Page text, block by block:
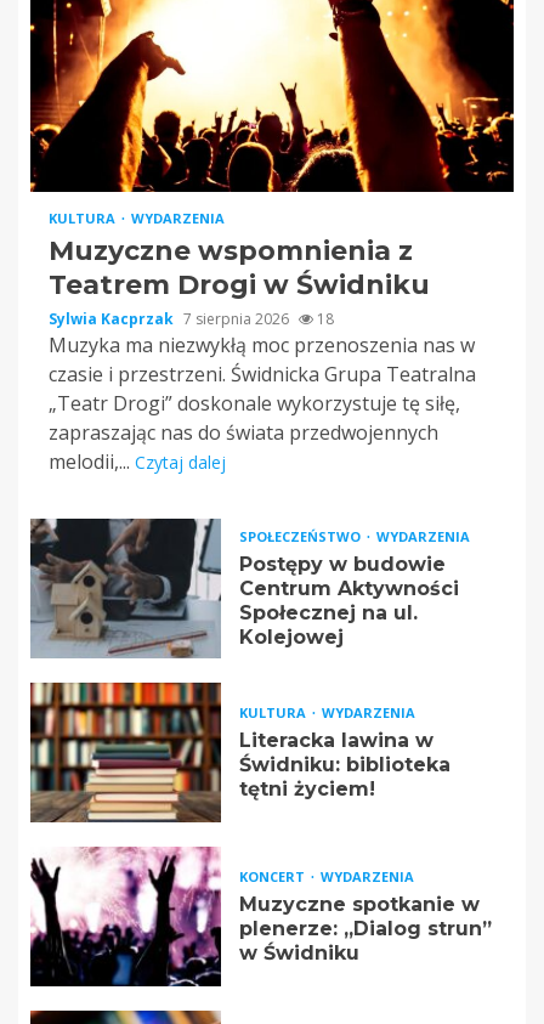
KULTURA WYDARZENIA
Muzyczne wspomnienia z
Teatrem Drogi w Świdniku
Sylwia Kacprzak 7 sierpnia 2026 18
Muzyka ma niezwykłą moc przenoszenia nas w
czasie i przestrzeni. Świdnicka Grupa Teatralna
„Teatr Drogi” doskonale wykorzystuje tę siłę,
zapraszając nas do świata przedwojennych
melodii,... Czytaj dalej
SPOŁECZEŃSTWO WYDARZENIA
Postępy w budowie
Centrum Aktywności
Społecznej na ul.
Kolejowej
KULTURA WYDARZENIA
Literacka lawina w
Świdniku: biblioteka
tętni życiem!
KONCERT WYDARZENIA
Muzyczne spotkanie w
plenerze: „Dialog strun”
w Świdniku